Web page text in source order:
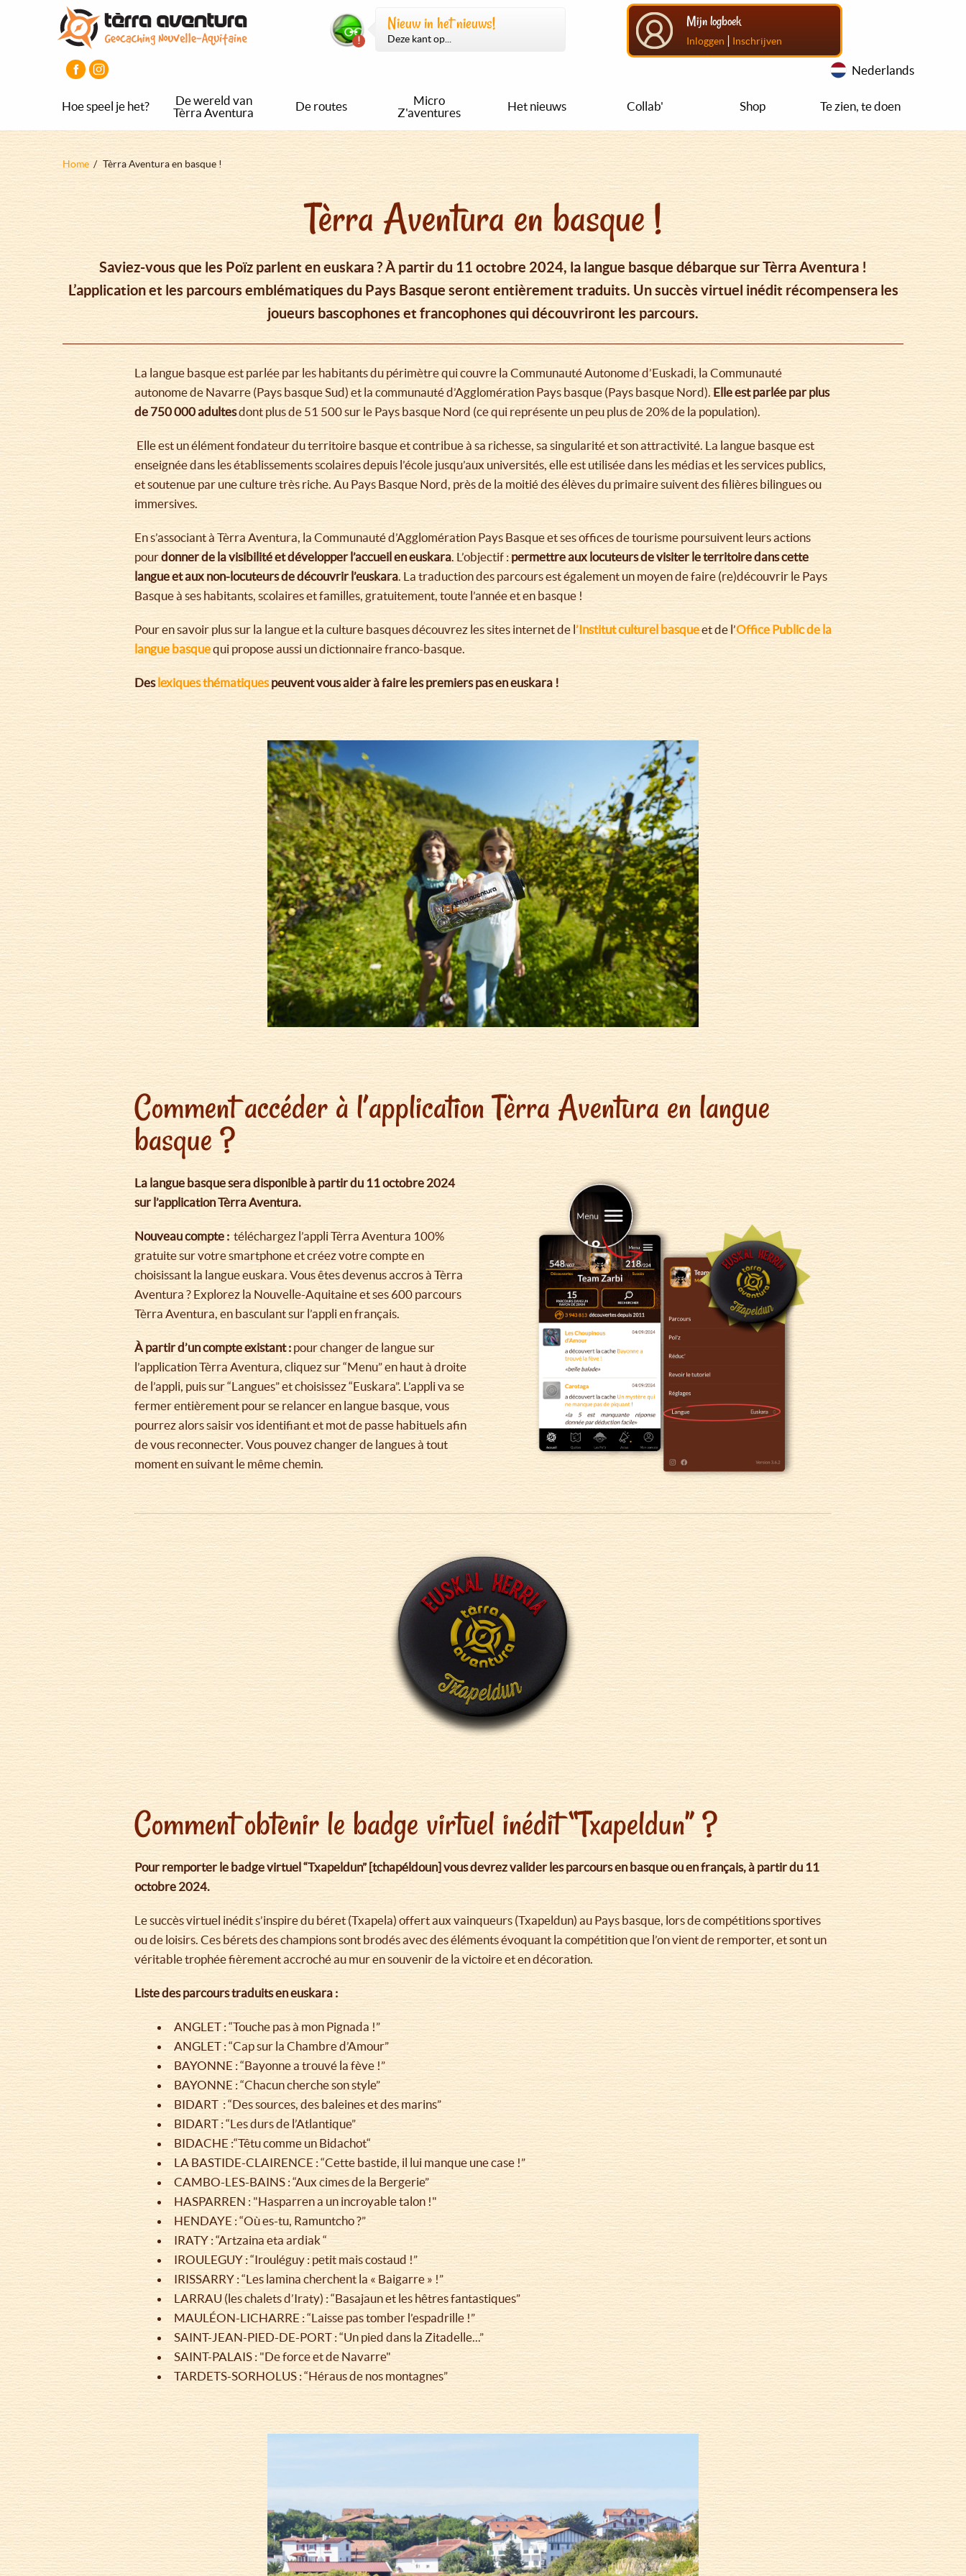
Nieuw in het nieuws!
Deze kant op...
Mijn logboek
Inloggen | Inschrijven
Nederlands
Hoe speel je het?
De wereld van
Tèrra Aventura
De routes
Micro
Z'aventures
Het nieuws Collab' Shop Te zien, te doen
Kruimelpad
Home Tèrra Aventura en basque !
Tèrra Aventura en basque !
Saviez-vous que les Poïz parlent en euskara ? À partir du 11 octobre 2024, la langue basque débarque sur Tèrra Aventura !
L’application et les parcours emblématiques du Pays Basque seront entièrement traduits. Un succès virtuel inédit récompensera les
joueurs bascophones et francophones qui découvriront les parcours.
La langue basque est parlée par les habitants du périmètre qui couvre la Communauté Autonome d’Euskadi, la Communauté
autonome de Navarre (Pays basque Sud) et la communauté d’Agglomération Pays basque (Pays basque Nord).Elle est parlée par plus
de 750 000 adultesdont plus de 51 500 sur le Pays basque Nord (ce qui représente un peu plus de 20% de la population).
Elle est un élément fondateur du territoire basque et contribue à sa richesse, sa singularité et son attractivité. La langue basque est
enseignée dans les établissements scolaires depuis l’école jusqu’aux universités, elle est utilisée dans les médias et les services publics,
et soutenue par une culture très riche. Au Pays Basque Nord, près de la moitié des élèves du primaire suivent des filières bilingues ou
immersives.
En s’associant à Tèrra Aventura, la Communauté d’Agglomération Pays Basque et ses offices de tourisme poursuivent leurs actions
pourdonner de la visibilité et développer l’accueil en euskara . L’objectif : permettre aux locuteurs de visiter le territoire dans cette
langue et aux non-locuteurs de découvrir l’euskara . La traduction des parcours est également un moyen de faire (re)découvrir le Pays
Basque à ses habitants, scolaires et familles, gratuitement, toute l’année et en basque !
Pour en savoir plus sur la langue et la culture basques découvrez les sites internet de l’Institut culturel basqueet de l’Office Public de la
langue basquequi propose aussi un dictionnaire franco-basque.
Deslexiques thématiquespeuvent vous aider à faire les premiers pas en euskara !
Comment accéder à l’application Tèrra Aventura en langue
basque ?
La langue basque sera disponible à partir du 11 octobre 2024
sur l’application Tèrra Aventura.
Nouveau compte : téléchargez l’appli Tèrra Aventura 100%
gratuite sur votre smartphone et créez votre compte en
choisissant la langue euskara. Vous êtes devenus accros à Tèrra
Aventura ? Explorez la Nouvelle-Aquitaine et ses 600 parcours
Tèrra Aventura, en basculant sur l’appli en français.
À partir d’un compte existant : pour changer de langue sur
l’application Tèrra Aventura, cliquez sur “Menu” en haut à droite
de l’appli, puis sur “Langues” et choisissez “Euskara”. L’appli va se
fermer entièrement pour se relancer en langue basque, vous
pourrez alors saisir vos identifiant et mot de passe habituels afin
de vous reconnecter. Vous pouvez changer de langues à tout
moment en suivant le même chemin.
Comment obtenir le badge virtuel inédit “Txapeldun” ?
Pour remporter le badge virtuel “Txapeldun” [tchapéldoun] vous devrez valider les parcours en basque ou en français, à partir du 11
octobre 2024.
Le succès virtuel inédit s’inspire du béret (Txapela) offert aux vainqueurs (Txapeldun) au Pays basque, lors de compétitions sportives
ou de loisirs. Ces bérets des champions sont brodés avec des éléments évoquant la compétition que l’on vient de remporter, et sont un
véritable trophée fièrement accroché au mur en souvenir de la victoire et en décoration.
Liste des parcours traduits en euskara :
ANGLET : “Touche pas à mon Pignada !”
ANGLET : “Cap sur la Chambre d’Amour”
BAYONNE : “Bayonne a trouvé la fève !”
BAYONNE : “Chacun cherche son style”
BIDART : “Des sources, des baleines et des marins”
BIDART : “Les durs de l’Atlantique”
BIDACHE :“Têtu comme un Bidachot“
LA BASTIDE-CLAIRENCE : “Cette bastide, il lui manque une case !”
CAMBO-LES-BAINS : “Aux cimes de la Bergerie”
HASPARREN : "Hasparren a un incroyable talon !"
HENDAYE : “Où es-tu, Ramuntcho ?”
IRATY : “Artzaina eta ardiak “
IROULEGUY : “Irouléguy : petit mais costaud !”
IRISSARRY : “Les lamina cherchent la « Baigarre » !”
LARRAU (les chalets d’Iraty) : “Basajaun et les hêtres fantastiques”
MAULÉON-LICHARRE : “Laisse pas tomber l’espadrille !”
SAINT-JEAN-PIED-DE-PORT : “Un pied dans la Zitadelle...”
SAINT-PALAIS : "De force et de Navarre"
TARDETS-SORHOLUS : “Héraus de nos montagnes”